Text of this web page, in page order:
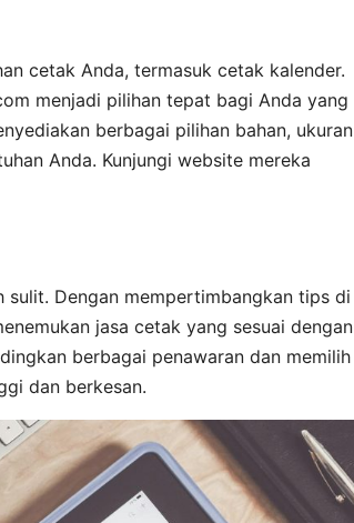
cetak Anda, termasuk cetak kalender.
menjadi pilihan tepat bagi Anda yang
berbagai pilihan bahan,
Anda. Kunjungi website mereka
Dengan mempertimbangkan tips di
jasa cetak yang sesuai dengan
berbagai penawaran dan memilih
dan berkesan.